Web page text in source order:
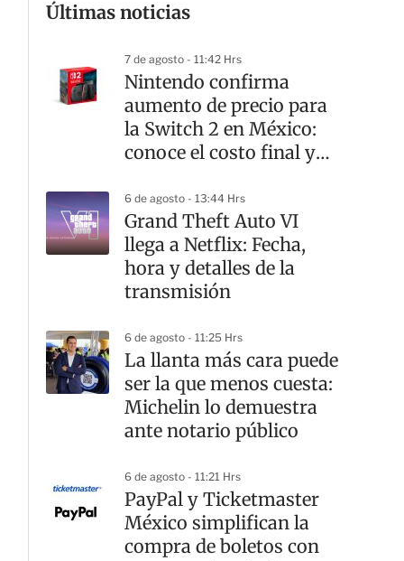
Últimas noticias
7 de agosto - 11:42 Hrs
Nintendo confirma
aumento de precio para
la Switch 2 en México:
conoce el costo final y
6 de agosto - 13:44 Hrs
Grand Theft Auto VI
llega a Netflix: Fecha,
hora y detalles de la
transmisión
6 de agosto - 11:25 Hrs
La llanta más cara puede
ser la que menos cuesta:
Michelin lo demuestra
ante notario público
6 de agosto - 11:21 Hrs
PayPal y Ticketmaster
México simplifican la
compra de boletos con